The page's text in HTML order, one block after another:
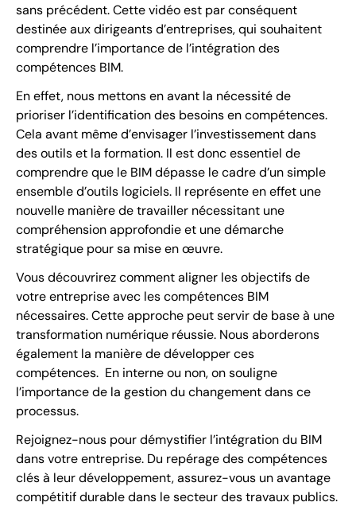
sans précédent. Cette vidéo est par conséquent
destinée aux dirigeants d’entreprises, qui souhaitent
comprendre l’importance de l’intégration des
compétences BIM.
En effet, nous mettons en avant la nécessité de
prioriser l’identification des besoins en compétences.
Cela avant même d’envisager l’investissement dans
des outils et la formation. Il est donc essentiel de
comprendre que le BIM dépasse le cadre d’un simple
ensemble d’outils logiciels. Il représente en effet une
nouvelle manière de travailler nécessitant une
compréhension approfondie et une démarche
stratégique pour sa mise en œuvre.
Vous découvrirez comment aligner les objectifs de
votre entreprise avec les compétences BIM
nécessaires. Cette approche peut servir de base à une
transformation numérique réussie. Nous aborderons
également la manière de développer ces
compétences. En interne ou non, on souligne
l’importance de la gestion du changement dans ce
processus.
Rejoignez-nous pour démystifier l’intégration du BIM
dans votre entreprise. Du repérage des compétences
clés à leur développement, assurez-vous un avantage
compétitif durable dans le secteur des travaux publics.